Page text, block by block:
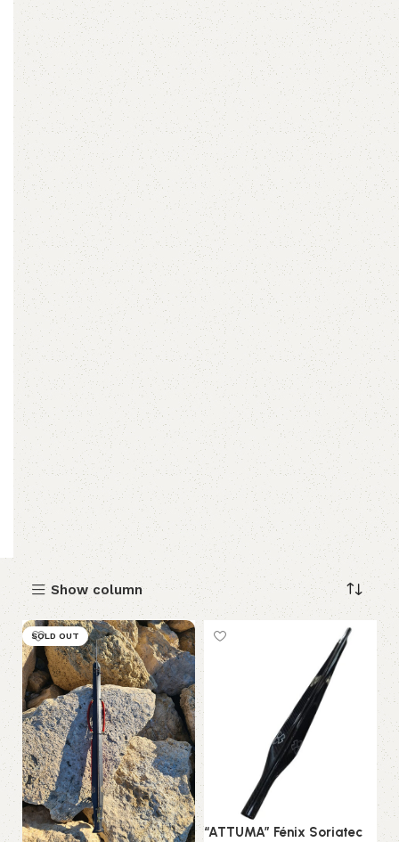
Show column
SOLD OUT
“ATTUMA” Fénix Soriatec